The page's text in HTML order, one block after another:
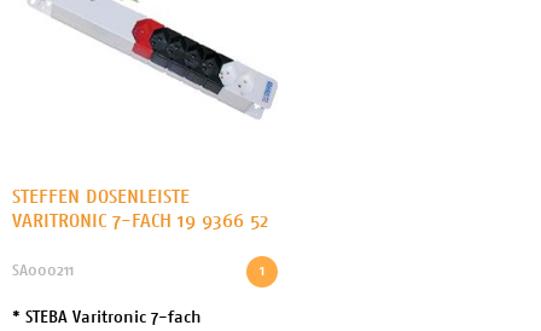
STEFFEN DOSENLEISTE
VARITRONIC 7-FACH 19 9366 52
1
SA000211
* STEBA Varitronic 7-fach